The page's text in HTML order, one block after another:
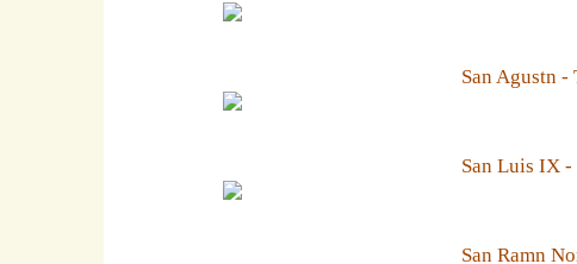
San Agustn -
San Luis IX -
San Ramn